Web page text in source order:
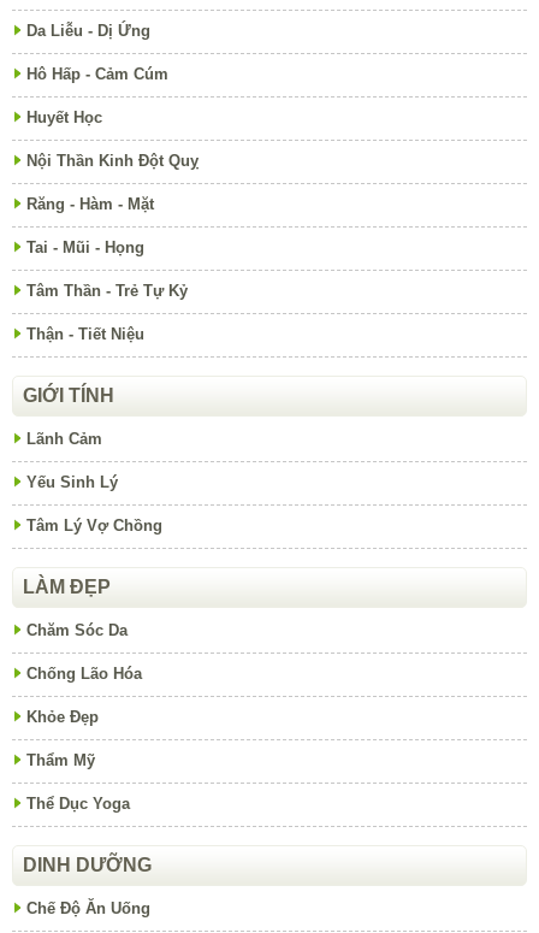
Da Liễu - Dị Ứng
Hô Hấp - Cảm Cúm
Huyết Học
Nội Thần Kinh Đột Quỵ
Răng - Hàm - Mặt
Tai - Mũi - Họng
Tâm Thần - Trẻ Tự Kỷ
Thận - Tiết Niệu
GIỚI TÍNH
Lãnh Cảm
Yếu Sinh Lý
Tâm Lý Vợ Chồng
LÀM ĐẸP
Chăm Sóc Da
Chống Lão Hóa
Khỏe Đẹp
Thẩm Mỹ
Thể Dục Yoga
DINH DƯỠNG
Chế Độ Ăn Uống